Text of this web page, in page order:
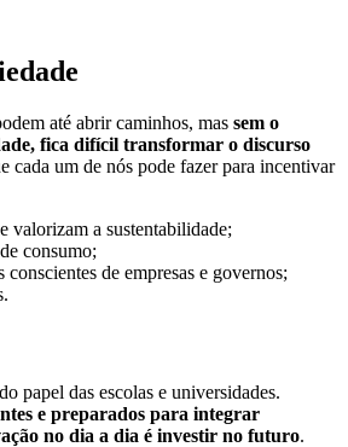
até abrir caminhos, mas sem o
fica difícil transformar o discurso
cada um de nós pode fazer para incentivar
valorizam a sustentabilidade;
consumo;
conscientes de empresas e governos;
papel das escolas e universidades.
e preparados para integrar
no dia a dia é investir no futuro.